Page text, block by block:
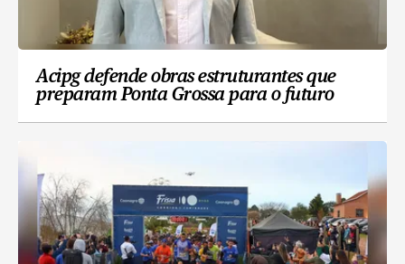
Acipg defende obras estruturantes que
preparam Ponta Grossa para o futuro